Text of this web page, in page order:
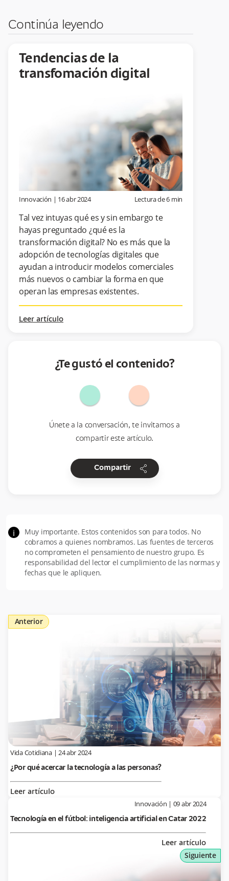
Continúa leyendo
Tendencias de la
transfomación digital
Innovación | 16 abr 2024 Lectura de6 min
Tal vez intuyas qué es y sin embargo te
hayas preguntado ¿qué es la
transformación digital? No es más que la
adopción de tecnologías digitales que
ayudan a introducir modelos comerciales
más nuevos o cambiar la forma en que
operan las empresas existentes.
Leer artículo
¿Te gustó el contenido?
Únete a la conversación, te invitamos a
compartir este artículo.
Compartir share
i
Muy importante. Estos contenidos son para todos. No
cobramos a quienes nombramos. Las fuentes de terceros
no comprometen el pensamiento de nuestro grupo. Es
responsabilidad del lector el cumplimiento de las normas y
fechas que le apliquen.
Anterior
Vida Cotidiana| 24 abr 2024
¿Por qué acercar la tecnología a las personas?
Leer artículo
Siguiente
Innovación | 09 abr 2024
Tecnología en el fútbol: inteligencia artificial en Catar 2022
Leer artículo